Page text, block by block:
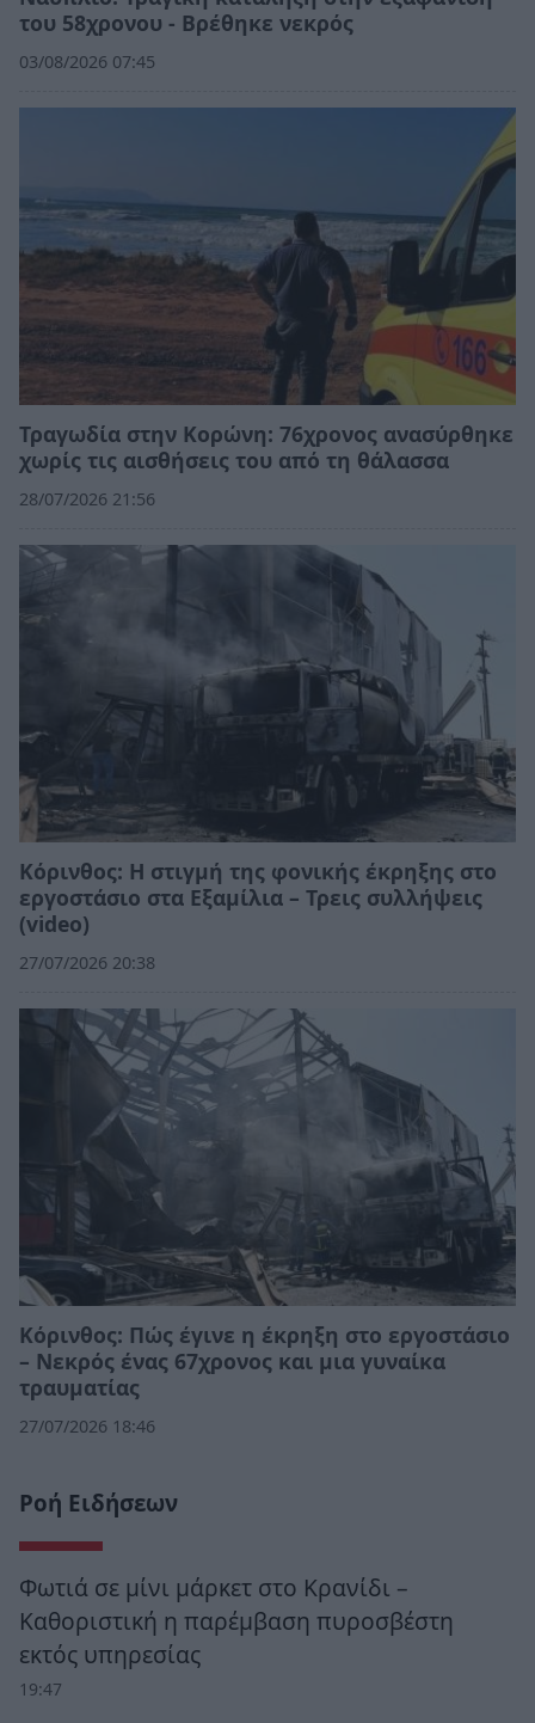
του 58χρονου - Βρέθηκε νεκρός
03/08/2026 07:45
Τραγωδία στην Κορώνη: 76χρονος ανασύρθηκε
χωρίς τις αισθήσεις του από τη θάλασσα
28/07/2026 21:56
Κόρινθος: Η στιγμή της φονικής έκρηξης στο
εργοστάσιο στα Εξαμίλια – Τρεις συλλήψεις
(video)
27/07/2026 20:38
Κόρινθος: Πώς έγινε η έκρηξη στο εργοστάσιο
– Νεκρός ένας 67χρονος και μια γυναίκα
τραυματίας
27/07/2026 18:46
Ροή Ειδήσεων
Φωτιά σε μίνι μάρκετ στο Κρανίδι –
Καθοριστική η παρέμβαση πυροσβέστη
εκτός υπηρεσίας
19:47